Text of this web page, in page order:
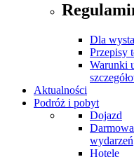
Dla
Przepisy
Warunki
Aktualności
Podróż i pobyt
Dojazd
wydarzeń
Hotele